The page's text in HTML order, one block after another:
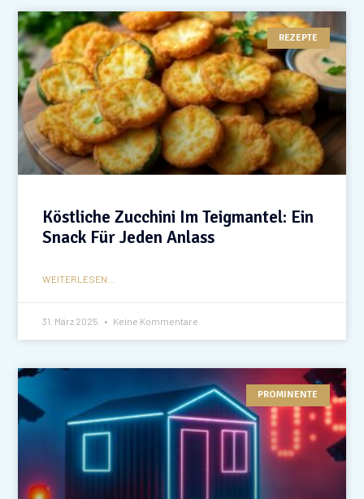
REZEPTE
Köstliche Zucchini Im Teigmantel: Ein
Snack Für Jeden Anlass
WEITERLESEN...
31. März 2025 Keine Kommentare
PROMINENTE